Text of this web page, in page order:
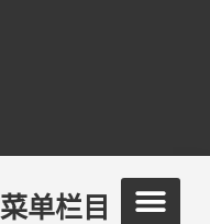
菜单栏目